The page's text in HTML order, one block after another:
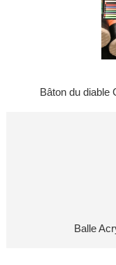
Bâton du diable
Balle